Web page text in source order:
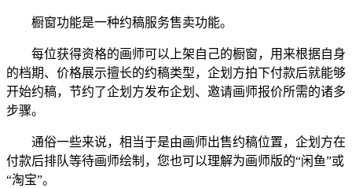
橱窗功能是一种约稿服务售卖功能。
每位获得资格的画师可以上架自己的橱窗，用来根据自身
的档期、价格展示擅长的约稿类型，企划方拍下付款后就能够
开始约稿，节约了企划方发布企划、邀请画师报价所需的诸多
步骤。
通俗一些来说，相当于是由画师出售约稿位置，企划方在
付款后排队等待画师绘制，您也可以理解为画师版的“闲鱼”或
“淘宝”。